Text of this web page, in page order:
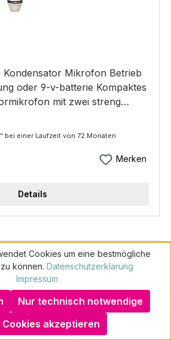
Mikrofon Betrieb
oder 9-v-batterie Kompaktes
mit zwei streng
1/2"-nierenkapseln in
Satiniert vernickeltes
sowohl vom Design, vom
Stereoaufnahmen
fest in perfekter X/y-
Da man das Nt4 auch mit
kann, sind
möglich. Im
sich zwei Anschlusskabel:
das andere auf eine Mini-
mit der sich das Mikrofon
bei einer Laufzeit von 72 Monaten
Merken
Details
schufafreies Mieten?
Cookies um eine bestmögliche
können. Datenschutzerklärung
Impressum
Nur technisch notwendige
Cookies akzeptieren